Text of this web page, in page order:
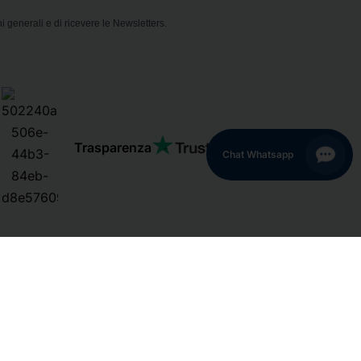
generali e di ricevere le Newsletters.
Trasparenza